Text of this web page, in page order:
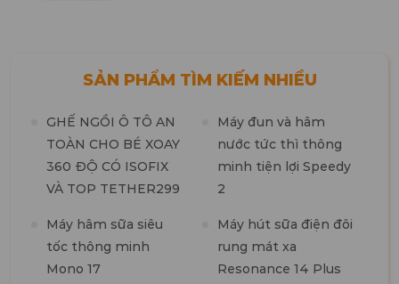
SẢN PHẨM TÌM KIẾM NHIỀU
GHẾ NGỒI Ô TÔ AN
TOÀN CHO BÉ XOAY
360 ĐỘ CÓ ISOFIX
VÀ TOP TETHER299
Máy đun và hâm
nước tức thì thông
minh tiện lợi Speedy
2
Máy hâm sữa siêu
tốc thông minh
Mono 17
Máy hút sữa điện đôi
rung mát xa
Resonance 14 Plus